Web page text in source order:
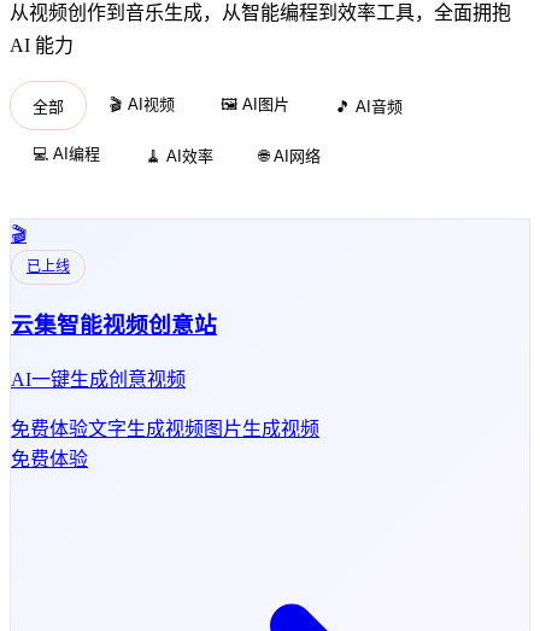
从视频创作到音乐生成，从智能编程到效率工具，全面拥抱
AI 能力
全部 🎬 AI视频 🖼️ AI图片 🎵 AI音频
💻 AI编程 🧹 AI效率 🌐 AI网络
🎬
已上线
云集智能视频创意站
AI一键生成创意视频
免费体验文字生成视频 图片生成视频
免费体验